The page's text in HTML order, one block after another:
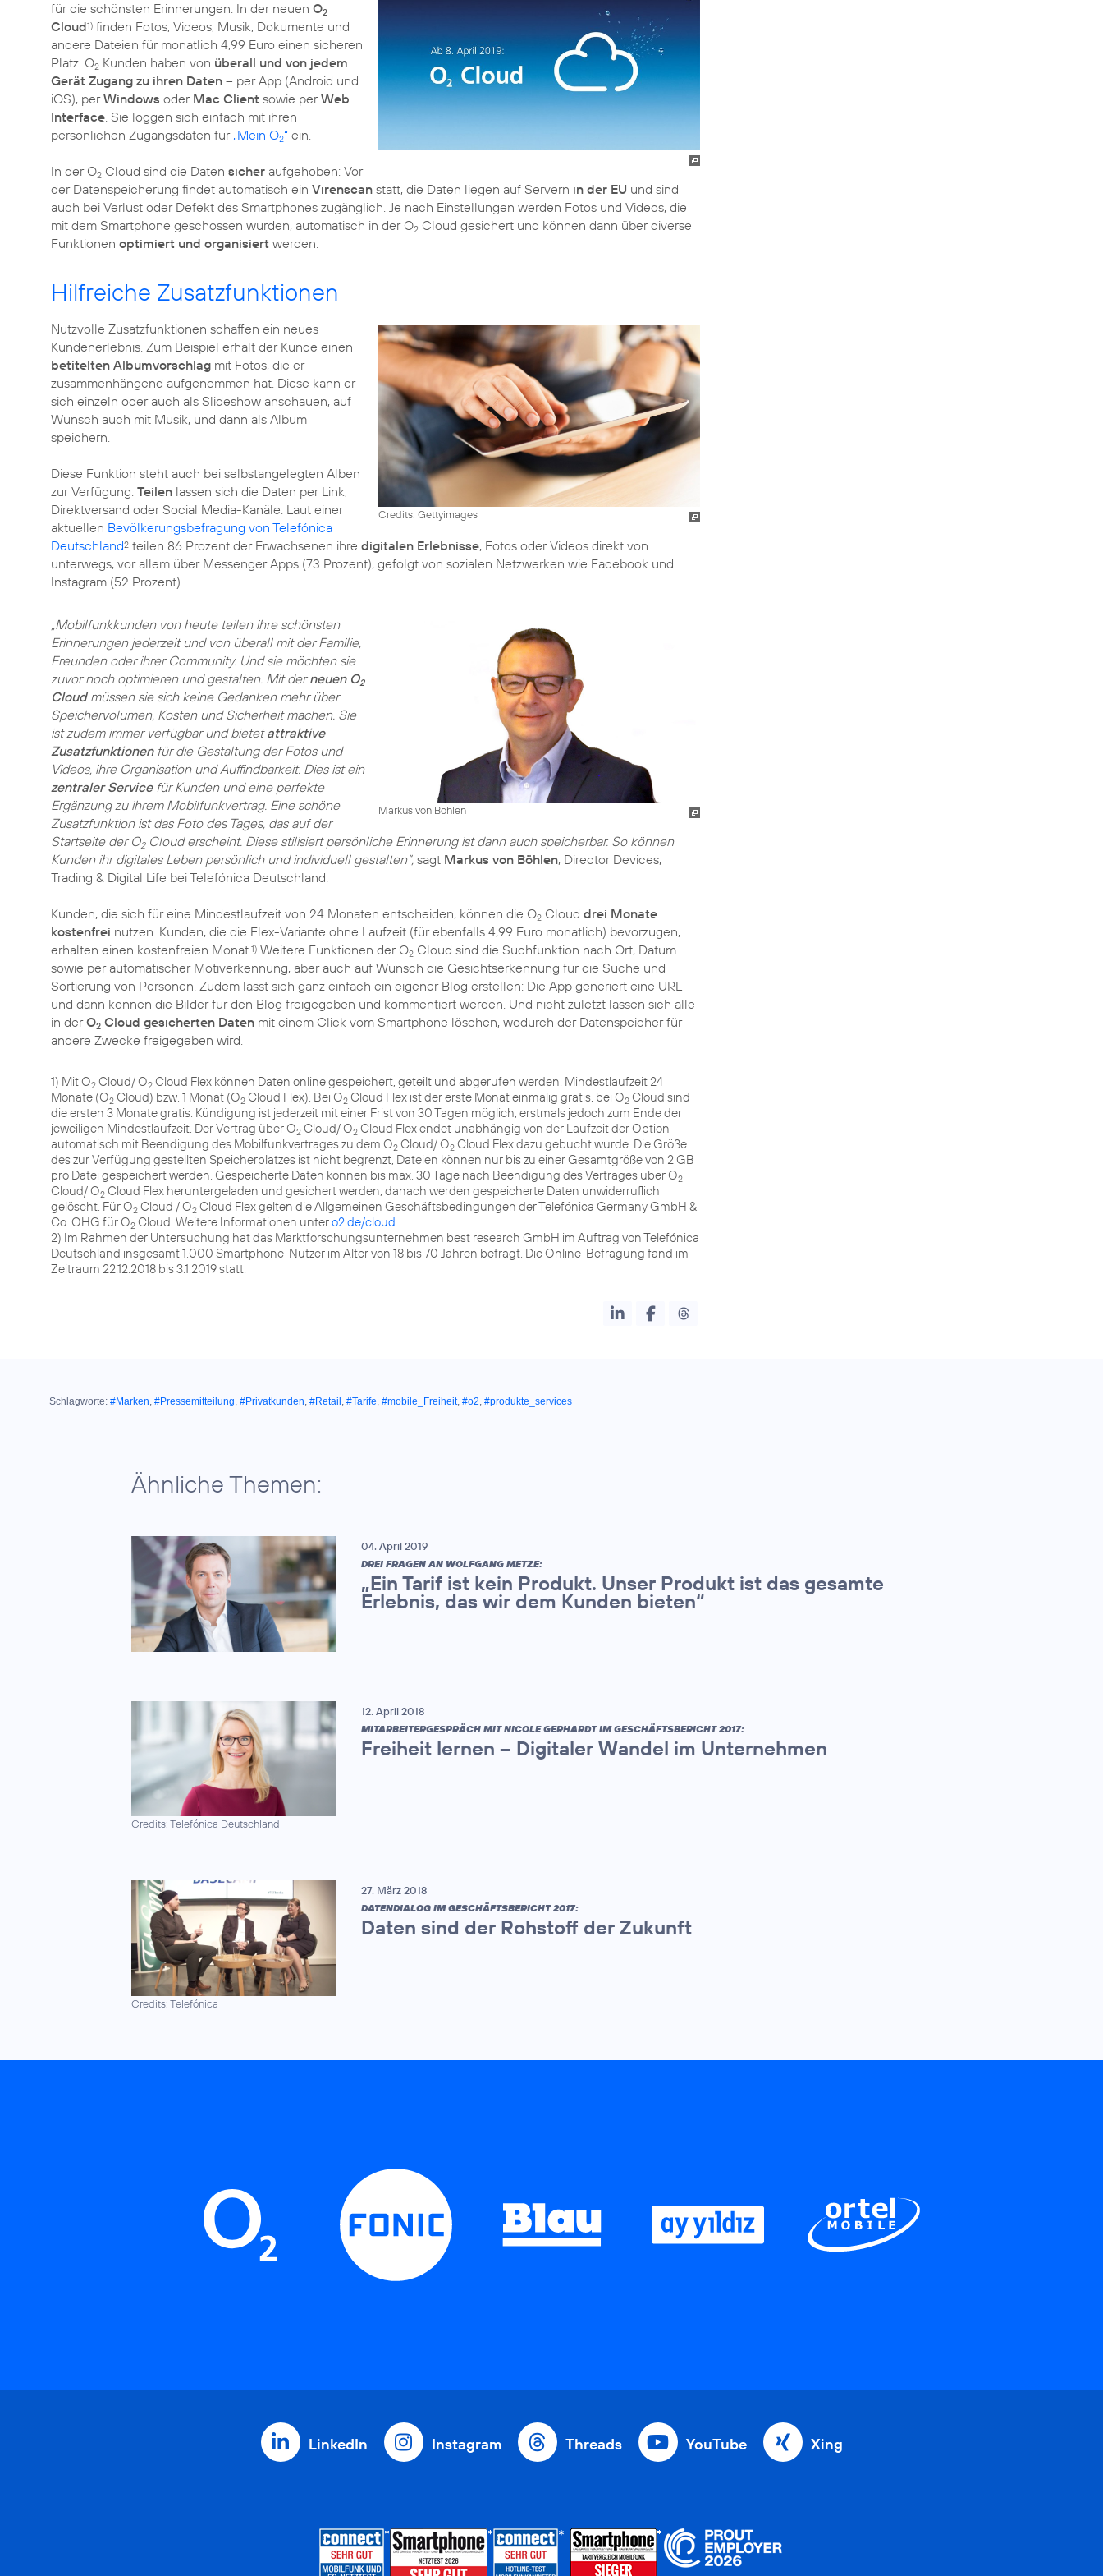
für die schönsten Erinnerungen: In der neuen O2
Cloud1) finden Fotos, Videos, Musik, Dokumente und
andere Dateien für monatlich 4,99 Euro einen sicheren
Platz. O2 Kunden haben von überall und von jedem
Gerät Zugang zu ihren Daten – per App (Android und
iOS), perWindows oder Mac Client sowie perWeb
Interface. Sie loggen sich einfach mit ihren
persönlichen Zugangsdaten für „Mein O2“ ein.
In der O2 Cloud sind die Daten sicher aufgehoben: Vor
der Datenspeicherung findet automatisch ein Virenscan statt, die Daten liegen auf Servern in der EU und sind
auch bei Verlust oder Defekt des Smartphones zugänglich. Je nach Einstellungen werden Fotos und Videos, die
mit dem Smartphone geschossen wurden, automatisch in der O2 Cloud gesichert und können dann über diverse
Funktionen optimiert und organisiert werden.
Hilfreiche Zusatzfunktionen
Credits: Gettyimages
Nutzvolle Zusatzfunktionen schaffen ein neues
Kundenerlebnis. Zum Beispiel erhält der Kunde einen
betitelten Albumvorschlag mit Fotos, die er
zusammenhängend aufgenommen hat. Diese kann er
sich einzeln oder auch als Slideshow anschauen, auf
Wunsch auch mit Musik, und dann als Album
speichern.
Diese Funktion steht auch bei selbstangelegten Alben
zur Verfügung. Teilen lassen sich die Daten per Link,
Direktversand oder Social Media-Kanäle. Laut einer
aktuellen Bevölkerungsbefragung von Telefónica
Deutschland2 teilen 86 Prozent der Erwachsenen ihre digitalen Erlebnisse, Fotos oder Videos direkt von
unterwegs, vor allem über Messenger Apps (73 Prozent), gefolgt von sozialen Netzwerken wie Facebook und
Instagram (52 Prozent).
Markus von Böhlen
„Mobilfunkkunden von heute teilen ihre schönsten
Erinnerungen jederzeit und von überall mit der Familie,
Freunden oder ihrer Community. Und sie möchten sie
zuvor noch optimieren und gestalten. Mit derneuen O2
Cloudmüssen sie sich keine Gedanken mehr über
Speichervolumen, Kosten und Sicherheit machen. Sie
ist zudem immer verfügbar und bietetattraktive
Zusatzfunktionenfür die Gestaltung der Fotos und
Videos, ihre Organisation und Auffindbarkeit. Dies ist ein
zentraler Servicefür Kunden und eine perfekte
Ergänzung zu ihrem Mobilfunkvertrag. Eine schöne
Zusatzfunktion ist das Foto des Tages, das auf der
Startseite der O2Cloud erscheint. Diese stilisiert persönliche Erinnerung ist dann auch speicherbar. So können
Kunden ihr digitales Leben persönlich und individuell gestalten“, sagt Markus von Böhlen, Director Devices,
Trading & Digital Life bei Telefónica Deutschland.
Kunden, die sich für eine Mindestlaufzeit von 24 Monaten entscheiden, können die O2 Cloud drei Monate
kostenfrei nutzen. Kunden, die die Flex-Variante ohne Laufzeit (für ebenfalls 4,99 Euro monatlich) bevorzugen,
erhalten einen kostenfreien Monat.1) Weitere Funktionen der O2 Cloud sind die Suchfunktion nach Ort, Datum
sowie per automatischer Motiverkennung, aber auch auf Wunsch die Gesichtserkennung für die Suche und
Sortierung von Personen. Zudem lässt sich ganz einfach ein eigener Blog erstellen: Die App generiert eine URL
und dann können die Bilder für den Blog freigegeben und kommentiert werden. Und nicht zuletzt lassen sich alle
in derO2 Cloud gesicherten Daten mit einem Click vom Smartphone löschen, wodurch der Datenspeicher für
andere Zwecke freigegeben wird.
1) Mit O2 Cloud/ O2 Cloud Flex können Daten online gespeichert, geteilt und abgerufen werden. Mindestlaufzeit 24
Monate (O2 Cloud) bzw. 1 Monat (O2 Cloud Flex). Bei O2 Cloud Flex ist der erste Monat einmalig gratis, bei O2 Cloud sind
die ersten 3 Monate gratis. Kündigung ist jederzeit mit einer Frist von 30 Tagen möglich, erstmals jedoch zum Ende der
jeweiligen Mindestlaufzeit. Der Vertrag über O2 Cloud/ O2 Cloud Flex endet unabhängig von der Laufzeit der Option
automatisch mit Beendigung des Mobilfunkvertrages zu dem O2 Cloud/ O2 Cloud Flex dazu gebucht wurde. Die Größe
des zur Verfügung gestellten Speicherplatzes ist nicht begrenzt, Dateien können nur bis zu einer Gesamtgröße von 2 GB
pro Datei gespeichert werden. Gespeicherte Daten können bis max. 30 Tage nach Beendigung des Vertrages über O2
Cloud/ O2 Cloud Flex heruntergeladen und gesichert werden, danach werden gespeicherte Daten unwiderruflich
gelöscht. Für O2 Cloud / O2 Cloud Flex gelten die Allgemeinen Geschäftsbedingungen der Telefónica Germany GmbH &
Co. OHG für O2 Cloud. Weitere Informationen untero2.de/cloud.
2) Im Rahmen der Untersuchung hat das Marktforschungsunternehmen best research GmbH im Auftrag von Telefónica
Deutschland insgesamt 1.000 Smartphone-Nutzer im Alter von 18 bis 70 Jahren befragt. Die Online-Befragung fand im
Zeitraum 22.12.2018 bis 3.1.2019 statt.
Schlagworte: #Marken, #Pressemitteilung, #Privatkunden, #Retail , #Tarife, #mobile_Freiheit, #o2, #produkte_services
Ähnliche Themen:
04. April 2019
DREI FRAGEN AN WOLFGANG METZE:
„Ein Tarif ist kein Produkt. Unser Produkt ist das gesamte
Erlebnis, das wir dem Kunden bieten“
Credits: Telefónica Deutschland
12. April 2018
MITARBEITERGESPRÄCH MIT NICOLE GERHARDT IM GESCHÄFTSBERICHT 2017:
Freiheit lernen – Digitaler Wandel im Unternehmen
Credits: Telefónica
27. März 2018
DATENDIALOG IM GESCHÄFTSBERICHT 2017:
Daten sind der Rohstoff der Zukunft
LinkedIn Instagram Threads YouTube Xing